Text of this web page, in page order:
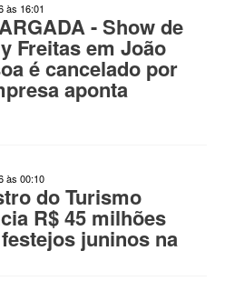
às 16:01
- Show de
Freitas em João
é cancelado por
aponta
às 00:10
do Turismo
R$ 45 milhões
juninos na